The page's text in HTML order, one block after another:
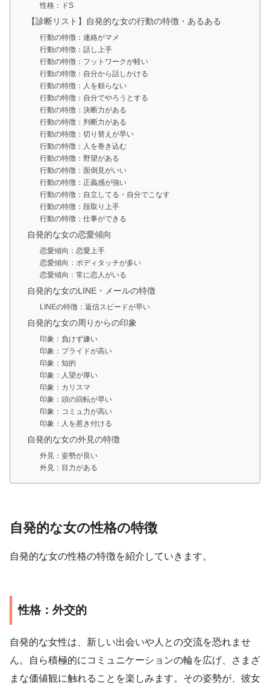
性格：ドS
【診断リスト】自発的な女の行動の特徴・あるある
行動の特徴：連絡がマメ
行動の特徴：話し上手
行動の特徴：フットワークが軽い
行動の特徴：自分から話しかける
行動の特徴：人を頼らない
行動の特徴：自分でやろうとする
行動の特徴：決断力がある
行動の特徴：判断力がある
行動の特徴：切り替えが早い
行動の特徴：人を巻き込む
行動の特徴：野望がある
行動の特徴：面倒見がいい
行動の特徴：正義感が強い
行動の特徴：自立してる・自分でこなす
行動の特徴：段取り上手
行動の特徴：仕事ができる
自発的な女の恋愛傾向
恋愛傾向：恋愛上手
恋愛傾向：ボディタッチが多い
恋愛傾向：常に恋人がいる
自発的な女のLINE・メールの特徴
LINEの特徴：返信スピードが早い
自発的な女の周りからの印象
印象：負けず嫌い
印象：プライドが高い
印象：知的
印象：人望が厚い
印象：カリスマ
印象：頭の回転が早い
印象：コミュ力が高い
印象：人を惹き付ける
自発的な女の外見の特徴
外見：姿勢が良い
外見：目力がある
自発的な女の性格の特徴
自発的な女の性格の特徴を紹介していきます。
性格：外交的
自発的な女性は、新しい出会いや人との交流を恐れませ
ん。自ら積極的にコミュニケーションの輪を広げ、さまざ
まな価値観に触れることを楽しみます。その姿勢が、彼女